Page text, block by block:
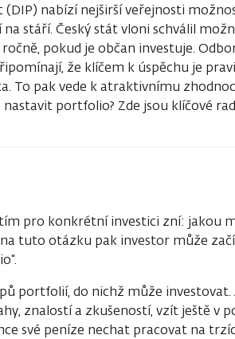
nabízí nejširší veřejnosti
stáří. Český stát vloni schválil
pokud je občan investuje.
že klíčem k úspěchu je
To pak vede k atraktivnímu
portfolio? Zde jsou klíčové
pro konkrétní investici zní: jakou
tuto otázku pak investor může
portfolií, do nichž může investovat.
znalostí a zkušeností, vzít ještě v
své peníze nechat pracovat na